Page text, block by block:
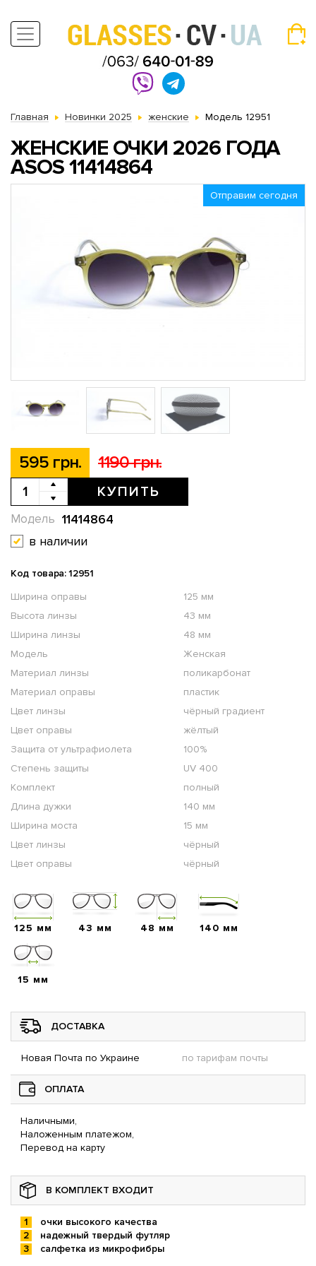
Главная Новинки 2025 женские Модель 12951
ЖЕНСКИЕ ОЧКИ 2026 ГОДА
АSOS 11414864
Отправим сегодня
595 грн. 1190 грн.
КУПИТЬ
11414864
Модель
в наличии
Код товара: 12951
Ширина оправы
125 мм
Высота линзы
43 мм
Ширина линзы
48 мм
Модель
Женская
Материал линзы
поликарбонат
Материал оправы
пластик
Цвет линзы
чёрный градиент
Цвет оправы
жёлтый
Защита от ультрафиолета
100%
Степень защиты
UV 400
Комплект
полный
Длина дужки
140 мм
Ширина моста
15 мм
Цвет линзы
чёрный
Цвет оправы
чёрный
125 мм 43 мм 48 мм 140 мм
15 мм
ДОСТАВКА
Новая Почта по Украине по тарифам почты
ОПЛАТА
Наличными,
Наложенным платежом,
Перевод на карту
В КОМПЛЕКТ ВХОДИТ
очки высокого качества
надежный твердый футляр
салфетка из микрофибры